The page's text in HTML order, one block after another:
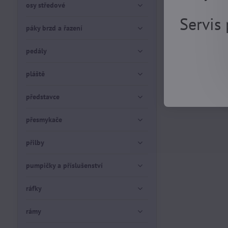
osy středové
páky brzd a řazení
pedály
pláště
představce
přesmykače
přilby
pumpičky a příslušenství
ráfky
rámy
Servis